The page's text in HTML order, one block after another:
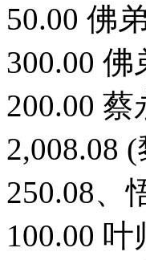
50.00 佛
300.00 佛
200.00 蔡
2,008.08
250.08、
100.00 叶